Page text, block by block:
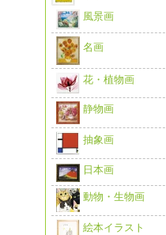
風景画
名画
花・植物画
静物画
抽象画
日本画
動物・生物画
絵本イラスト